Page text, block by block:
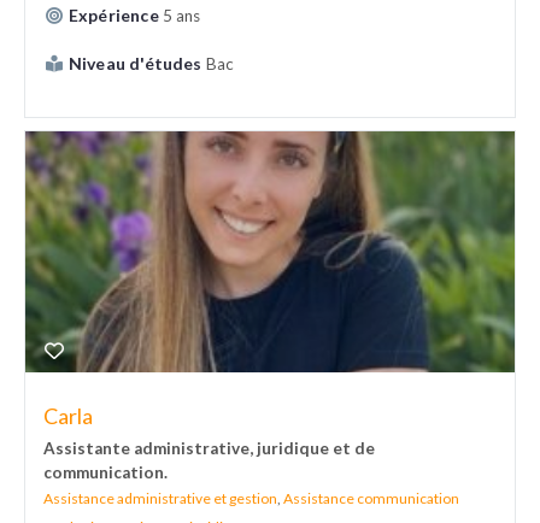
Expérience 5 ans
Niveau d'études Bac
Carla
Assistante administrative, juridique et de
communication.
Assistance administrative et gestion, Assistance communication